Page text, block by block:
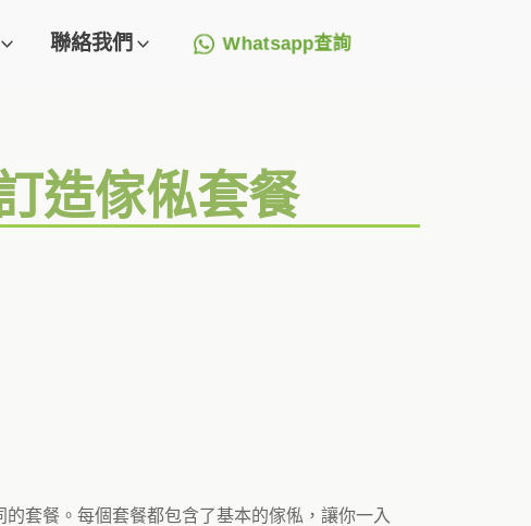
聯絡我們 Whatsapp查詢
造傢俬套餐
套餐。每個套餐都包含了基本的傢俬，讓你一入